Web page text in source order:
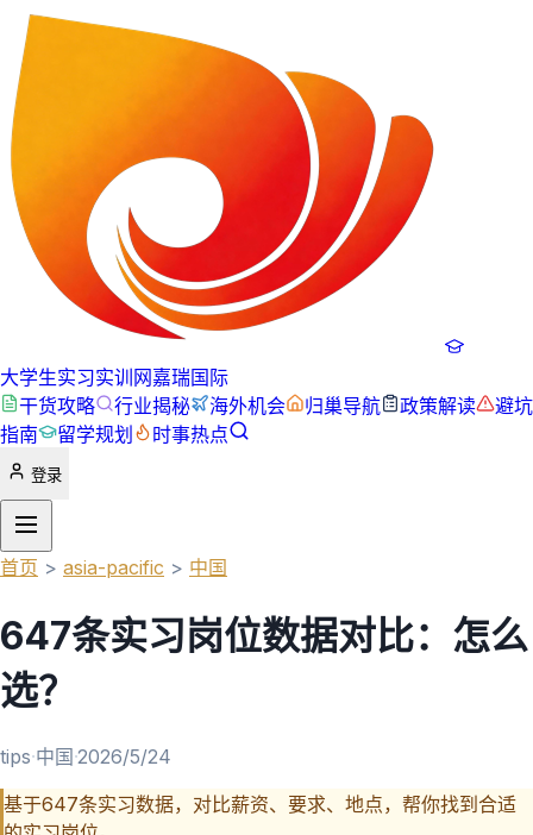
大学生实习实训网嘉瑞国际
干货攻略
行业揭秘 海外机会 归巢导航 政策解读
避坑
指南
留学规划 时事热点
登录
首页 > asia-pacific > 中国
647条实习岗位数据对比：怎么
选？
tips·中国·2026/5/24
基于647条实习数据，对比薪资、要求、地点，帮你找到合适